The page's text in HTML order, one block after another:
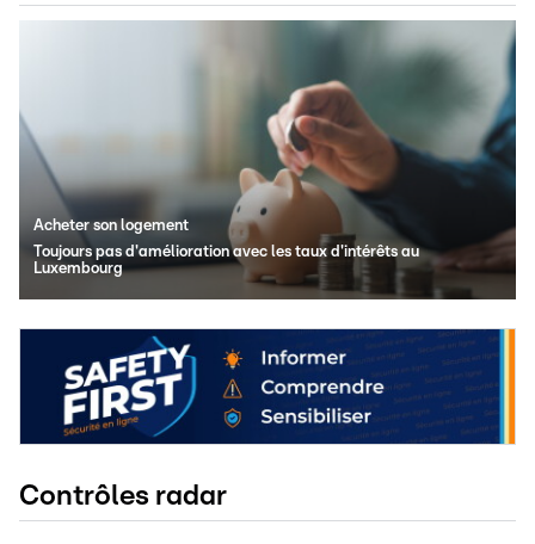
Acheter son logement
Toujours pas d'amélioration avec les taux d'intérêts au
Luxembourg
Contrôles radar